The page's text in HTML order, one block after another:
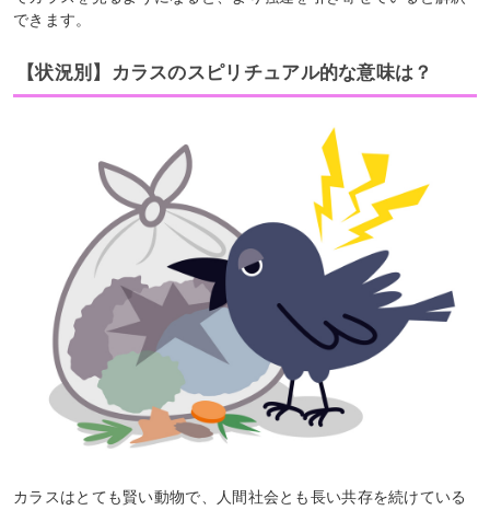
できます。
【状況別】カラスのスピリチュアル的な意味は？
カラスはとても賢い動物で、人間社会とも長い共存を続けている